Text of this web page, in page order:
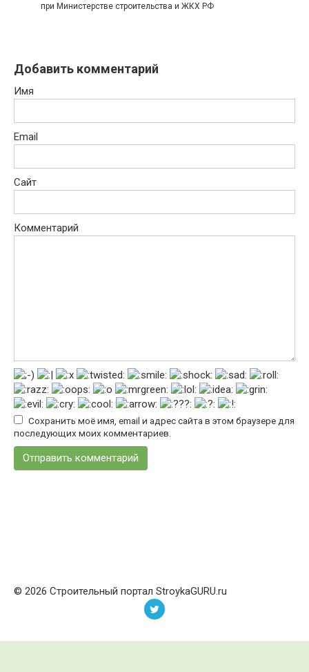
при Министерстве строительства и ЖКХ РФ
Добавить комментарий
Имя
Email
Сайт
Комментарий
Сохранить моё имя, email и адрес сайта в этом браузере для
последующих моих комментариев.
© 2026 Строительный портал StroykaGURU.ru